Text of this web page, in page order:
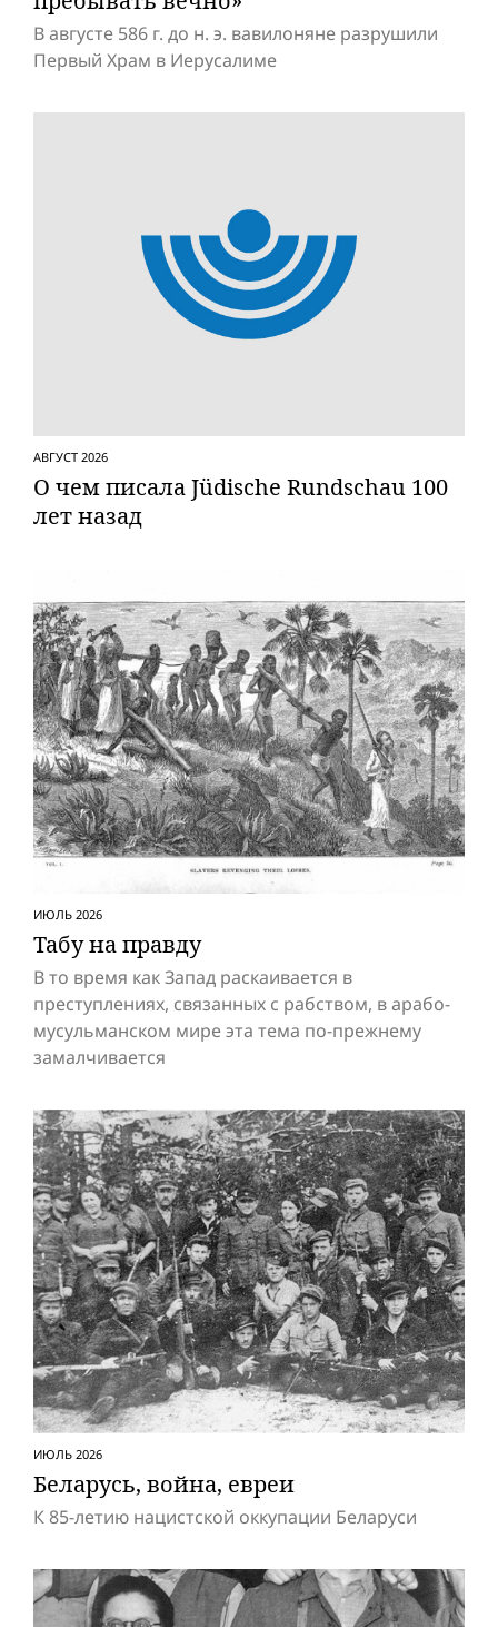
В августе 586 г. до н. э. вавилоняне разрушили
Первый Храм в Иерусалиме
АВГУСТ 2026
О чем писала Jüdische Rundschau 100
лет назад
ИЮЛЬ 2026
Табу на правду
В то время как Запад раскаивается в
преступлениях, связанных с рабством, в арабо-
мусульманском мире эта тема по-прежнему
замалчивается
ИЮЛЬ 2026
Беларусь, вой­на, евреи
К 85-летию нацистской оккупации Беларуси